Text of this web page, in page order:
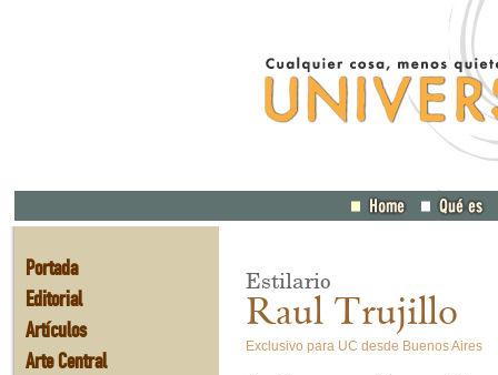
Portada
Editorial
Artículos
Arte Central
Estilario
Raul Trujillo
Exclusivo para UC desde Buenos Aires